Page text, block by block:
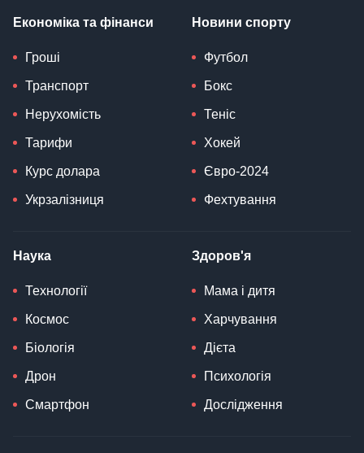
Економіка та фінанси
Гроші
Транспорт
Нерухомість
Тарифи
Курс долара
Укрзалізниця
Новини спорту
Футбол
Бокс
Теніс
Хокей
Євро-2024
Фехтування
Наука
Технології
Космос
Біологія
Дрон
Смартфон
Здоров'я
Мама і дитя
Харчування
Дієта
Психологія
Дослідження